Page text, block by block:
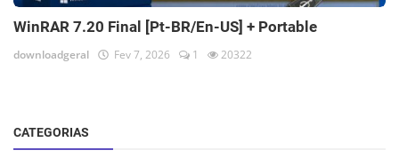
WinRAR 7.20 Final [Pt-BR/En-US] + Portable
downloadgeral Fev 7, 2026 1 20322
CATEGORIAS